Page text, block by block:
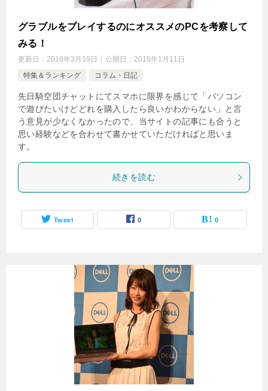
グラブルをプレイするのにオススメのPCを考察して
みる！
更新日： 2018年3月19日 公開日： 2018年1月11日
特集＆ランキング
コラム・日記
先日騎空団チャットにてスマホに限界を感じて「パソコン
で遊びたいけどどれを購入したら良いかわからない」と言
う意見が少なくなかったので、当サイトの記事にも合うと
思い経験などを合わせて書かせていただければと思いま
す。
続きを読む
Tweet 0 0